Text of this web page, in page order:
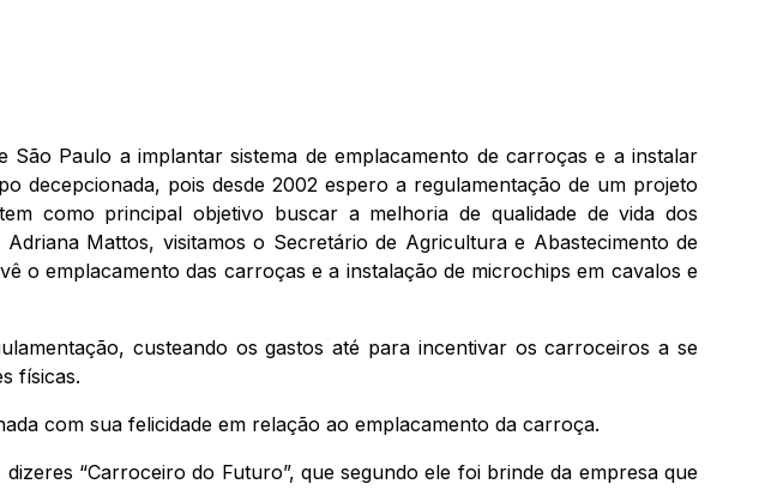
Paulo a implantar sistema de emplacamento de carroças e a instalar
decepcionada, pois desde 2002 espero a regulamentação de um projeto
como principal objetivo buscar a melhoria de qualidade de vida dos
Mattos, visitamos o Secretário de Agricultura e Abastecimento de
o emplacamento das carroças e a instalação de microchips em cavalos e
custeando os gastos até para incentivar os carroceiros a se
físicas.
com sua felicidade em relação ao emplacamento da carroça.
“Carroceiro do Futuro”, que segundo ele foi brinde da empresa que